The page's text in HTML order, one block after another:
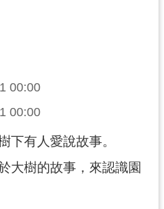
00:00
00:00
下有人愛說故事。
大樹的故事，來認識園